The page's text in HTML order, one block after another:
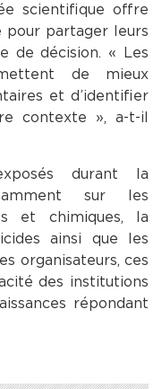
scientifique offre
pour partager leurs
de décision. « Les
de mieux
et d’identifier
contexte », a-t-il
durant la
sur les
et chimiques, la
ainsi que les
organisateurs, ces
des institutions
répondant